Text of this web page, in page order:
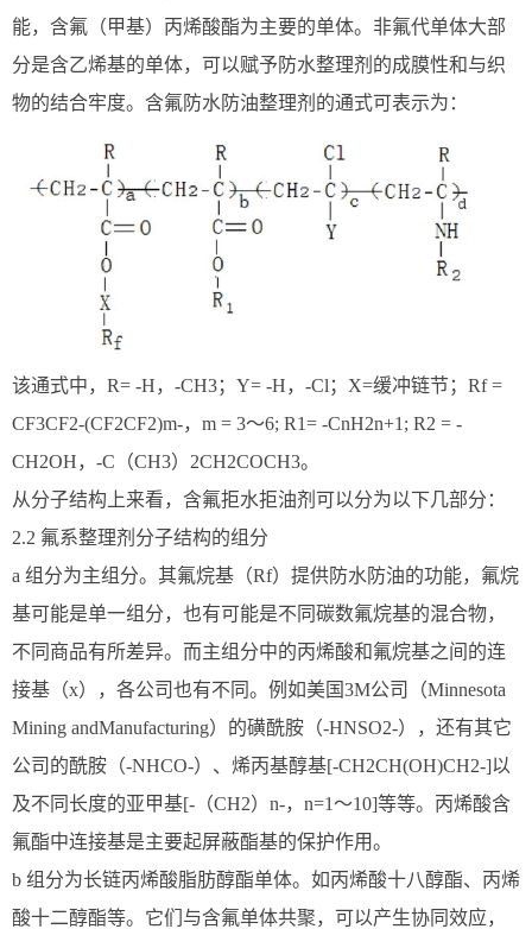
能，含氟（甲基）丙烯酸酯为主要的单体。非氟代单体大部
分是含乙烯基的单体，可以赋予防水整理剂的成膜性和与织
物的结合牢度。含氟防水防油整理剂的通式可表示为：
该通式中，R= -H，-CH3；Y= -H，-Cl；X=缓冲链节；Rf =
CF3CF2-(CF2CF2)m-，m = 3～6; R1= -CnH2n+1; R2 = -
CH2OH，-C（CH3）2CH2COCH3。
从分子结构上来看，含氟拒水拒油剂可以分为以下几部分：
2.2 氟系整理剂分子结构的组分
a 组分为主组分。其氟烷基（Rf）提供防水防油的功能，氟烷
基可能是单一组分，也有可能是不同碳数氟烷基的混合物，
不同商品有所差异。而主组分中的丙烯酸和氟烷基之间的连
接基（x），各公司也有不同。例如美国3M公司（Minnesota
Mining andManufacturing）的磺酰胺（-HNSO2-），还有其它
公司的酰胺（-NHCO-）、烯丙基醇基[-CH2CH(OH)CH2-]以
及不同长度的亚甲基[-（CH2）n-，n=1～10]等等。丙烯酸含
氟酯中连接基是主要起屏蔽酯基的保护作用。
b 组分为长链丙烯酸脂肪醇酯单体。如丙烯酸十八醇酯、丙烯
酸十二醇酯等。它们与含氟单体共聚，可以产生协同效应，